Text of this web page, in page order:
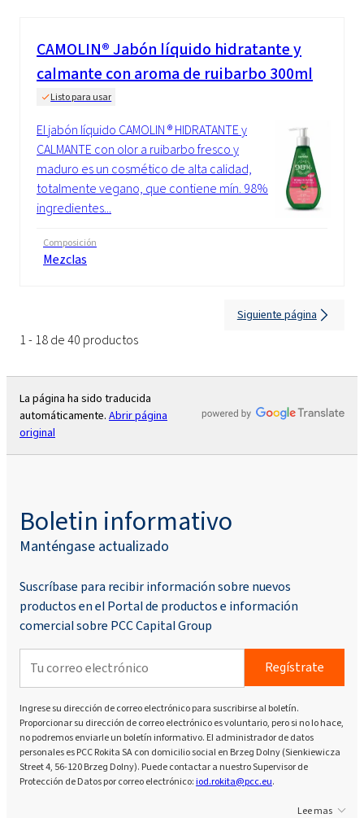
CAMOLIN® Jabón líquido hidratante y
calmante con aroma de ruibarbo 300ml
Listo para usar
El jabón líquido CAMOLIN ® HIDRATANTE y
CALMANTE con olor a ruibarbo fresco y
maduro es un cosmético de alta calidad,
totalmente vegano, que contiene mín. 98%
ingredientes...
Composición
Mezclas
1 - 18 de 40 productos
Siguiente página
La página ha sido traducida
automáticamente. Abrir página
original
Boletin informativo
Manténgase actualizado
Suscríbase para recibir información sobre nuevos
productos en el Portal de productos e información
comercial sobre PCC Capital Group
Regístrate
Ingrese su dirección de correo electrónico para suscribirse al boletín.
Proporcionar su dirección de correo electrónico es voluntario, pero si no lo hace,
no podremos enviarle un boletín informativo. El administrador de datos
personales es PCC Rokita SA con domicilio social en Brzeg Dolny (Sienkiewicza
Street 4, 56-120 Brzeg Dolny). Puede contactar a nuestro Supervisor de
Protección de Datos por correo electrónico:iod.rokita@pcc.eu.
Lee mas